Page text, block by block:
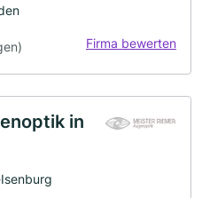
Firma bewerten
in